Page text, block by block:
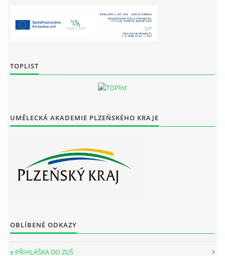
TOPLIST
UMĚLECKÁ AKADEMIE PLZEŇSKÉHO KRAJE
OBLÍBENÉ ODKAZY
e PŘIHLÁŠKA DO ZUŠ